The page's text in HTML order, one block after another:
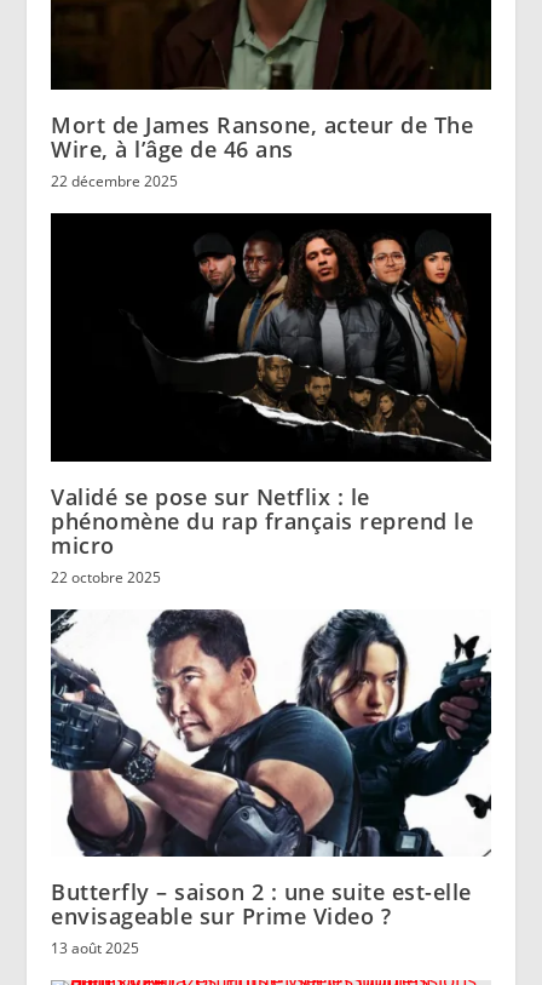
Mort de James Ransone, acteur de The
Wire, à l’âge de 46 ans
22 décembre 2025
Validé se pose sur Netflix : le
phénomène du rap français reprend le
micro
22 octobre 2025
Butterfly – saison 2 : une suite est-elle
envisageable sur Prime Video ?
13 août 2025